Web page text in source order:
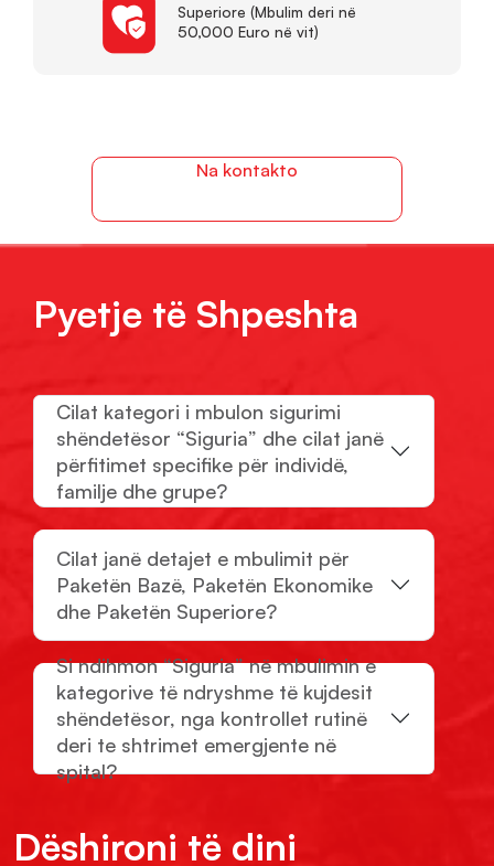
Superiore (Mbulim deri në
50,000 Euro në vit)
Na kontakto
Pyetje të Shpeshta
Cilat kategori i mbulon sigurimi
shëndetësor “Siguria” dhe cilat janë
përfitimet specifike për individë,
familje dhe grupe?
Cilat janë detajet e mbulimit për
Paketën Bazë, Paketën Ekonomike
dhe Paketën Superiore?
Si ndihmon “Siguria” në mbulimin e
kategorive të ndryshme të kujdesit
shëndetësor, nga kontrollet rutinë
deri te shtrimet emergjente në
spital?
Dëshironi të dini